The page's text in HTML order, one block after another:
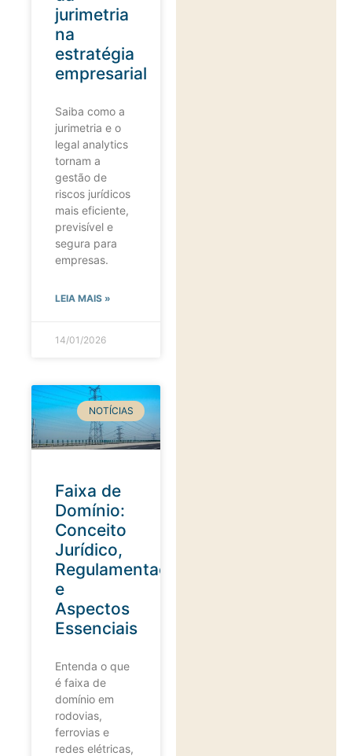
jurimetria
na
estratégia
empresarial
Saiba como a
jurimetria e o
legal analytics
tornam a
gestão de
riscos jurídicos
mais eficiente,
previsível e
segura para
empresas.
LEIA MAIS »
14/01/2026
NOTÍCIAS
Faixa de
Domínio:
Conceito
Jurídico,
Regulamentação
e
Aspectos
Essenciais
Entenda o que
é faixa de
domínio em
rodovias,
ferrovias e
redes elétricas,